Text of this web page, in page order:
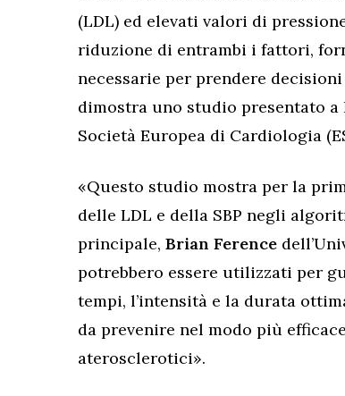
(LDL) ed elevati valori di
riduzione di entrambi i fattori,
necessarie per prendere
dimostra uno studio presentato
Società Europea di Cardiologia
«Questo studio mostra per la
delle LDL e della SBP negli
principale, Brian Ference
potrebbero essere utilizzati per
tempi, l’intensità e la durata
da prevenire nel modo più
aterosclerotici».